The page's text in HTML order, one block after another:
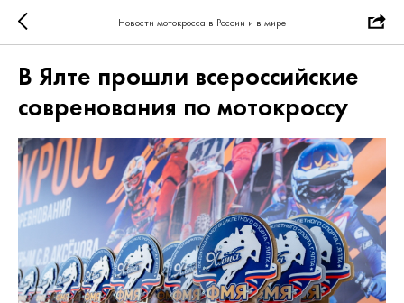
Новости мотокросса в России и в мире
В Ялте прошли всероссийские
совренования по мотокроссу